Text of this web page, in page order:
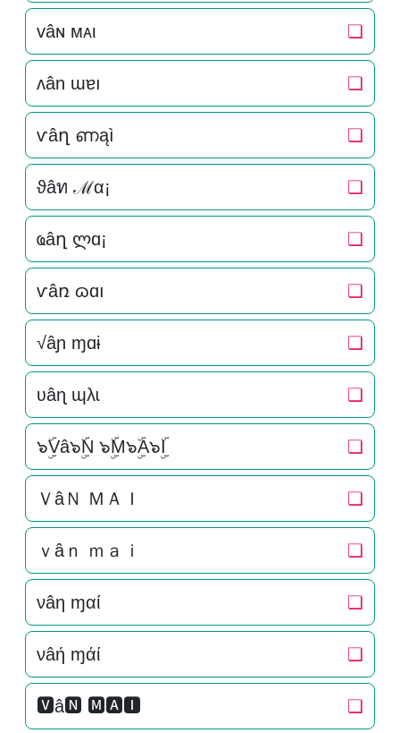
vâɴ мᴀι ❏
ʌân ɯɐı ❏
ѵâղ ണąì ❏
ϑâท ℳα¡ ❏
ҩâղ ლɑ¡ ❏
ѵâռ ɷɑı ❏
√âɲ ɱɑɨ ❏
ʋâɳ ɰλɩ ❏
๖ۣۜVâ๖ۣۜN ๖ۣۜM๖ۣۜA๖ۣۜI ❏
ＶâＮ ＭＡＩ ❏
ｖâｎ ｍａｉ ❏
νâη ɱαί ❏
νâή ɱάί ❏
🆅â🅽 🅼🅰🅸 ❏